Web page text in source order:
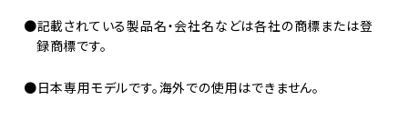
●記載されている製品名・会社名などは各社の商標または登
録商標です。
●日本専用モデルです。海外での使用はできません。